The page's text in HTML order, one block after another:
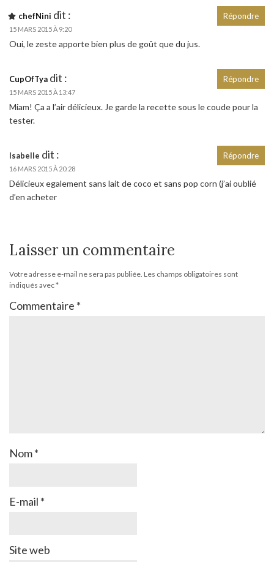
chefNini dit :
15 MARS 2015 À 9:20
Oui, le zeste apporte bien plus de goût que du jus.
Répondre
CupOfTya dit :
15 MARS 2015 À 13:47
Miam! Ça a l’air délicieux. Je garde la recette sous le coude pour la
tester.
Répondre
Isabelle dit :
16 MARS 2015 À 20:28
Délicieux egalement sans lait de coco et sans pop corn (j’ai oublié
d’en acheter
Répondre
Laisser un commentaire
Votre adresse e-mail ne sera pas publiée. Les champs obligatoires sont
indiqués avec*
Commentaire *
Nom*
E-mail *
Site web